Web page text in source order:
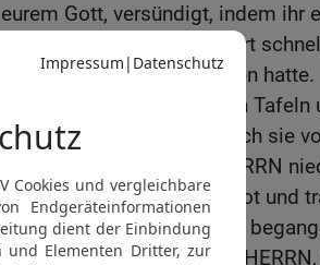
eurem Gott, versündigt, indem ihr
gemacht hattet, und ihr wart
den der HERR euch geboten hatte.
Da ergriff ich die beiden
beiden Händen und zerbrach sie
und ich fiel vor dem HERRN
40 Nächte lang, aß kein Brot und
eurer Sünden willen, die ihr
böse ist in den Augen des